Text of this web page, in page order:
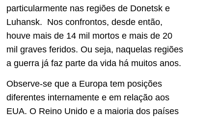
particularmente nas regiões de Donetsk e
Luhansk. Nos confrontos, desde então,
houve mais de 14 mil mortos e mais de 20
mil graves feridos. Ou seja, naquelas regiões
a guerra já faz parte da vida há muitos anos.
Observe-se que a Europa tem posições
diferentes internamente e em relação aos
EUA. O Reino Unido e a maioria dos países